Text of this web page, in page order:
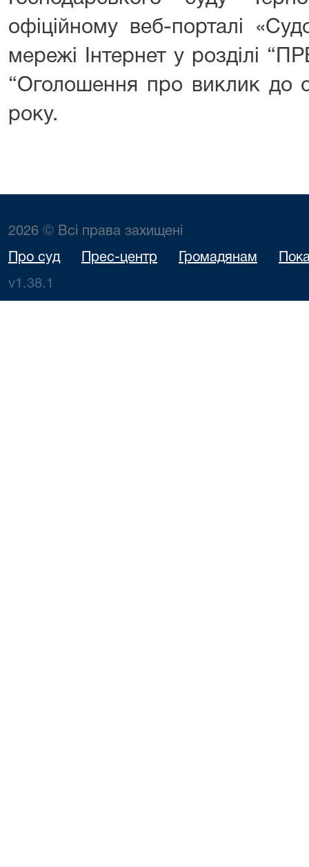
офіційному веб-порталі
мережі Інтернет у розділі
“Оголошення про виклик до
року.
2026 © Всі права захищені
Про суд Прес-центр Громадянам
v1.38.1